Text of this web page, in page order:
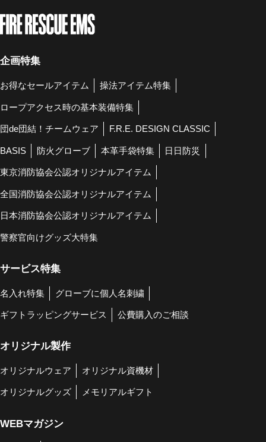
企画特集
お得なセールアイテム 操法アイテム特集
ロープアクセス時の基本装備特集
団de団結！チームウェア F.R.E. DESIGN CLASSIC
BASIS 防火グローブ 本革手袋特集 日日防災
東京消防協会公認オリジナルアイテム
全国消防協会公認オリジナルアイテム
日本消防協会公認オリジナルアイテム
警察官向けグッズ大特集
サービス特集
名入れ特集 グローブに個人名刺繍
ギフトラッピングサービス 公費購入のご相談
オリジナル製作
オリジナルウェア オリジナル資機材
オリジナルグッズ メモリアルギフト
WEBマガジン